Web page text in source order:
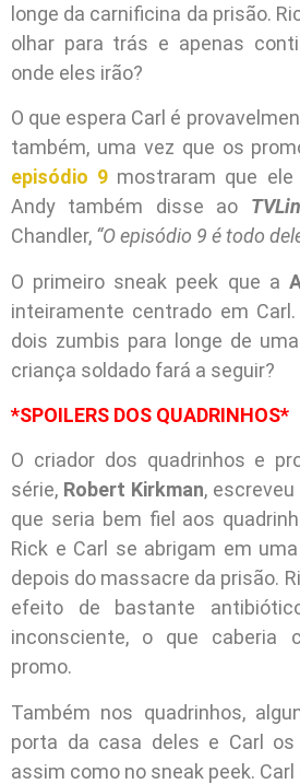
longe da carnificina da prisão.
olhar para trás e apenas
onde eles irão?
O que espera Carl é
também, uma vez que os
episódio 9 mostraram que
Andy também disse ao
Chandler, “O episódio 9 é todo
O primeiro sneak peek que a
inteiramente centrado em
dois zumbis para longe de
criança soldado fará a seguir?
*SPOILERS DOS QUADRINHOS*
O criador dos quadrinhos e
série, Robert Kirkman,
que seria bem fiel aos
Rick e Carl se abrigam em
depois do massacre da prisão.
efeito de bastante
inconsciente, o que caberia
promo.
Também nos quadrinhos,
porta da casa deles e Carl os
assim como no sneak peek.